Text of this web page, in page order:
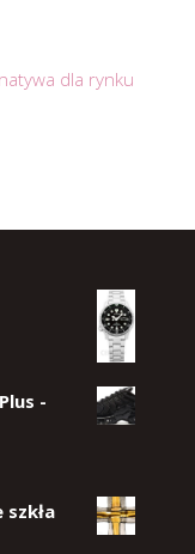
dla rynku
-
szkła